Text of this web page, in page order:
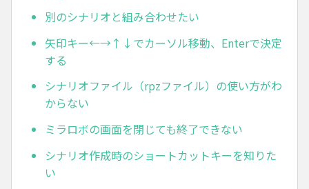
別のシナリオと組み合わせたい
矢印キー←→↑↓でカーソル移動、Enterで決定
する
シナリオファイル（rpzファイル）の使い方がわ
からない
ミラロボの画面を閉じても終了できない
シナリオ作成時のショートカットキーを知りた
い